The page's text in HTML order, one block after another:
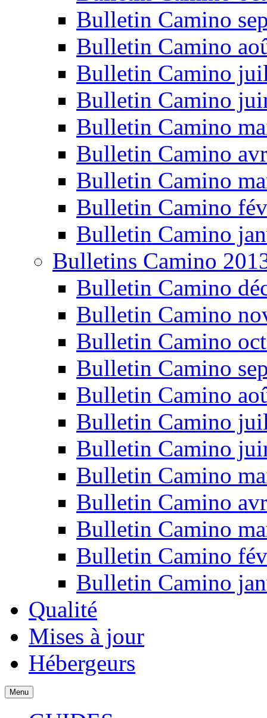
Bulletin Camino
Bulletin Camino
Bulletin Camino
Bulletin Camino
Bulletin Camino
Bulletin Camino
Bulletin Camino
Bulletin Camino
Bulletin Camino
Bulletins Camino
Bulletin Camino
Bulletin Camino
Bulletin Camino
Bulletin Camino
Bulletin Camino
Bulletin Camino
Bulletin Camino
Bulletin Camino
Bulletin Camino
Bulletin Camino
Bulletin Camino
Bulletin Camino
Qualité
Mises à jour
Hébergeurs
Menu